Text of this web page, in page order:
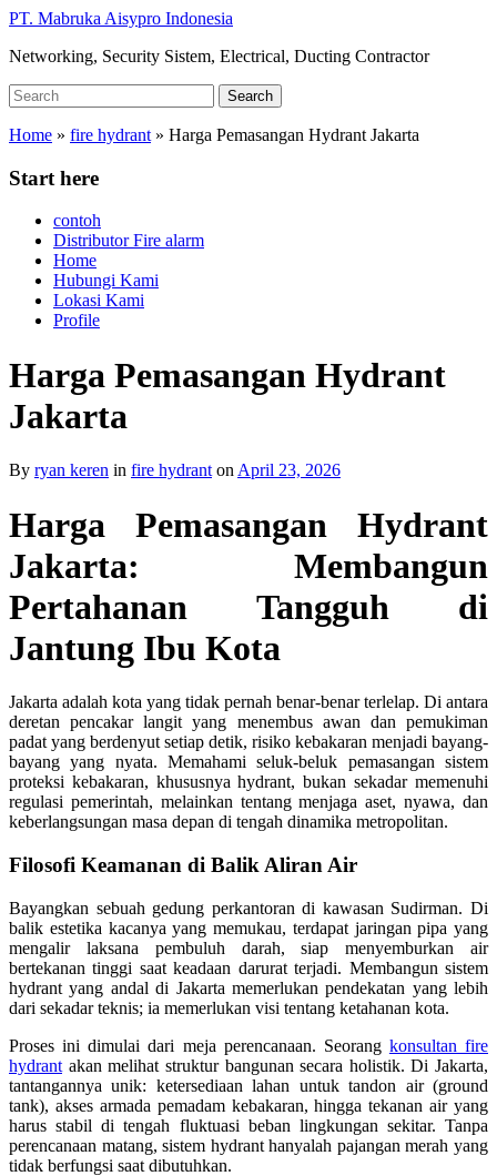
Skip
main
PT. Mabruka Aisypro Indonesia
Networking, Security Sistem, Electrical, Ducting Contractor
Search
for:
Search
Home » fire hydrant » Harga Pemasangan Hydrant Jakarta
Start here
contoh
Distributor Fire alarm
Home
Hubungi Kami
Lokasi Kami
Profile
Harga Pemasangan Hydrant
Jakarta
By ryan keren in fire hydrant on April 23, 2026
Harga Pemasangan Hydrant
Jakarta: Membangun
Pertahanan Tangguh di
Jantung Ibu Kota
Jakarta adalah kota yang tidak pernah benar-benar terlelap. Di antara
deretan pencakar langit yang menembus awan dan pemukiman
padat yang berdenyut setiap detik, risiko kebakaran menjadi bayang-
bayang yang nyata. Memahami seluk-beluk pemasangan sistem
proteksi kebakaran, khususnya hydrant, bukan sekadar memenuhi
regulasi pemerintah, melainkan tentang menjaga aset, nyawa, dan
keberlangsungan masa depan di tengah dinamika metropolitan.
Filosofi Keamanan di Balik Aliran Air
Bayangkan sebuah gedung perkantoran di kawasan Sudirman. Di
balik estetika kacanya yang memukau, terdapat jaringan pipa yang
mengalir laksana pembuluh darah, siap menyemburkan air
bertekanan tinggi saat keadaan darurat terjadi. Membangun sistem
hydrant yang andal di Jakarta memerlukan pendekatan yang lebih
dari sekadar teknis; ia memerlukan visi tentang ketahanan kota.
Proses ini dimulai dari meja perencanaan. Seorang konsultan fire
hydrant akan melihat struktur bangunan secara holistik. Di Jakarta,
tantangannya unik: ketersediaan lahan untuk tandon air (ground
tank), akses armada pemadam kebakaran, hingga tekanan air yang
harus stabil di tengah fluktuasi beban lingkungan sekitar. Tanpa
perencanaan matang, sistem hydrant hanyalah pajangan merah yang
tidak berfungsi saat dibutuhkan.